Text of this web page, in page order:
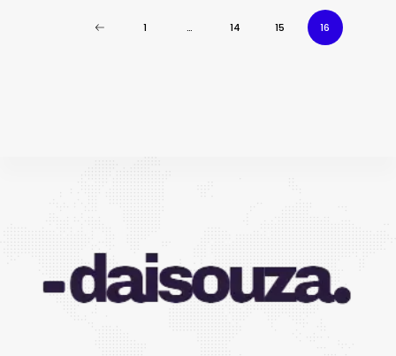
1 … 14 15 16